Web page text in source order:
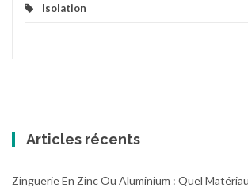
Isolation
Articles récents
Zinguerie En Zinc Ou Aluminium : Quel